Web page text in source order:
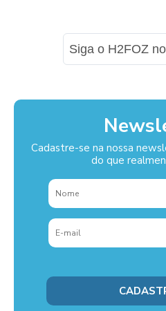
Siga o H2FOZ no
Cadastre-se na nossa
do que